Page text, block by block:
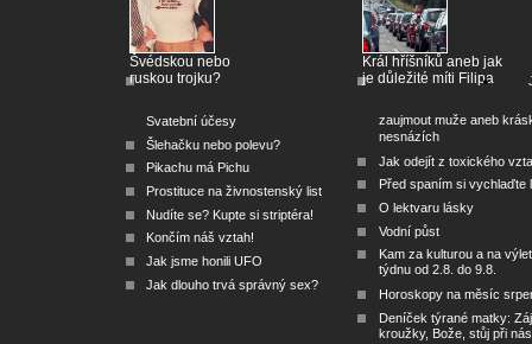
Švédskou nebo
ruskou trojku?
Svatební účesy
Šlehačku nebo polevu?
Pikachu má Pichu
Prostituce na živnostenský list
Nudíte se? Kupte si striptéra!
Končím náš vztah!
Jak jsme honili UFO
Jak dlouho trvá správný sex?
Král hříšníků aneb jak
je důležité míti Filipa
zaujmout muže aneb
nesnázích
Jak odejít z toxického
Před spaním si vychlaďte
O lektvaru lásky
Vodní půst
Kam za kulturou a na
týdnu od 2.8. do 9.8.
Horoskopy na měsíc
Deníček týrané matky:
kroužky, Bože, stůj při nás